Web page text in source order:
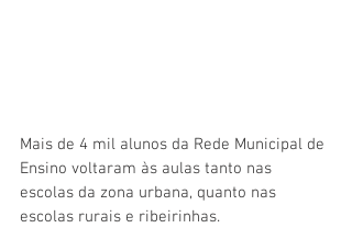
Mais de 4 mil alunos da Rede Municipal de
Ensino voltaram às aulas tanto nas
escolas da zona urbana, quanto nas
escolas rurais e ribeirinhas.